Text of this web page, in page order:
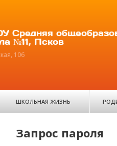
Средняя
№11, Псков
106
ШКОЛЬНАЯ ЖИЗНЬ
Запрос пароля